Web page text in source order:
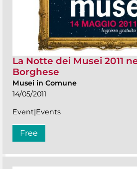
La Notte dei Musei 2011
Borghese
Musei in Comune
14/05/2011
Event|Events
Free